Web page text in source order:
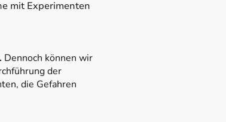
mit Experimenten
Dennoch können wir
der
die Gefahren